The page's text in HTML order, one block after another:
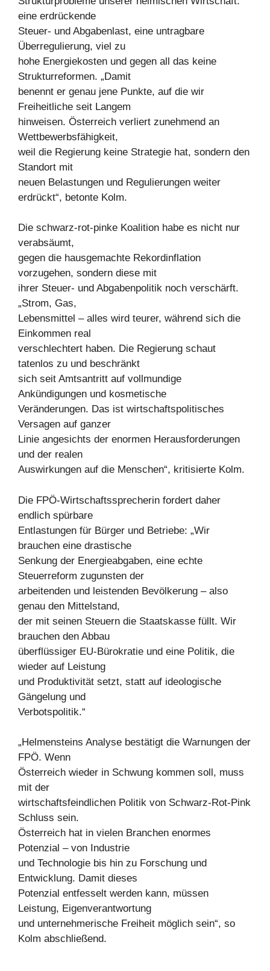
eine erdrückende
Steuer- und Abgabenlast, eine untragbare
Überregulierung, viel zu
hohe Energiekosten und gegen all das keine
Strukturreformen. „Damit
benennt er genau jene Punkte, auf die wir
Freiheitliche seit Langem
hinweisen. Österreich verliert zunehmend an
Wettbewerbsfähigkeit,
weil die Regierung keine Strategie hat, sondern den
Standort mit
neuen Belastungen und Regulierungen weiter
erdrückt“, betonte Kolm.
Die schwarz-rot-pinke Koalition habe es nicht nur
verabsäumt,
gegen die hausgemachte Rekordinflation
vorzugehen, sondern diese mit
ihrer Steuer- und Abgabenpolitik noch verschärft.
„Strom, Gas,
Lebensmittel – alles wird teurer, während sich die
Einkommen real
verschlechtert haben. Die Regierung schaut
tatenlos zu und beschränkt
sich seit Amtsantritt auf vollmundige
Ankündigungen und kosmetische
Veränderungen. Das ist wirtschaftspolitisches
Versagen auf ganzer
Linie angesichts der enormen Herausforderungen
und der realen
Auswirkungen auf die Menschen“, kritisierte Kolm.
Die FPÖ-Wirtschaftssprecherin fordert daher
endlich spürbare
Entlastungen für Bürger und Betriebe: „Wir
brauchen eine drastische
Senkung der Energieabgaben, eine echte
Steuerreform zugunsten der
arbeitenden und leistenden Bevölkerung – also
genau den Mittelstand,
der mit seinen Steuern die Staatskasse füllt. Wir
brauchen den Abbau
überflüssiger EU-Bürokratie und eine Politik, die
wieder auf Leistung
und Produktivität setzt, statt auf ideologische
Gängelung und
Verbotspolitik.“
„Helmensteins Analyse bestätigt die Warnungen der
FPÖ. Wenn
Österreich wieder in Schwung kommen soll, muss
mit der
wirtschaftsfeindlichen Politik von Schwarz-Rot-Pink
Schluss sein.
Österreich hat in vielen Branchen enormes
Potenzial – von Industrie
und Technologie bis hin zu Forschung und
Entwicklung. Damit dieses
Potenzial entfesselt werden kann, müssen
Leistung, Eigenverantwortung
und unternehmerische Freiheit möglich sein“, so
Kolm abschließend.